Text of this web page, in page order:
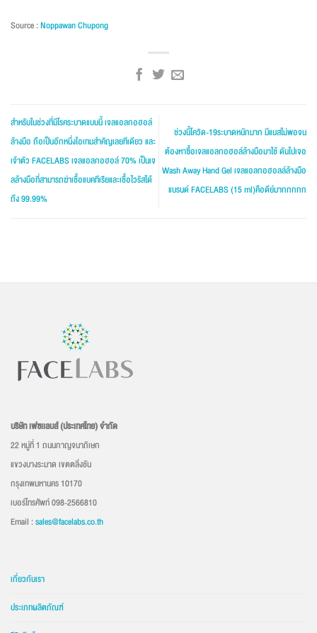
Source :Noppawan Chupong
สำหรับในช่วงที่มีโรคระบาดแบบนี้ เจลแอลกอฮอล์
ล้างมือ ถือเป็นอีกหนึ่งไอเทมสำคัญเลยทีเดียว และ
เจ้าตัว FACELABS เจลแอลกอฮอล์ 70% เป็นเจ
ลล้างมือที่สามารถฆ่าเชื้อแบคทีเรียและเชื้อไวรัสได้
ถึง 99.99%
ช่วงนี้โควิด-19ระบาดหนักมาก มีแมสไม่พอจน
ต้องหาซื้อเจลแอลกอฮอล์ล้างมือมาใช้ ดันไปเจอ
Wash Away Hand Gel เจลแอลกอฮอลล์ล้างมือ
แบรนด์ FACELABS (15 ml)คือดีย์มากกกกก
บริษัท เฟซเเลบส์ (ประเทศไทย) จำกัด
22 หมู่ที่ 1 ถนนกาญจนาภิเษก
แขวงบางระมาด เขตตลิ่งชัน
กรุงเทพมหานคร 10170
เบอร์โทรศัพท์ 098-2566810
Email :sales@facelabs.co.th
เกี่ยวกับเรา
ประเภทผลิตภัณฑ์